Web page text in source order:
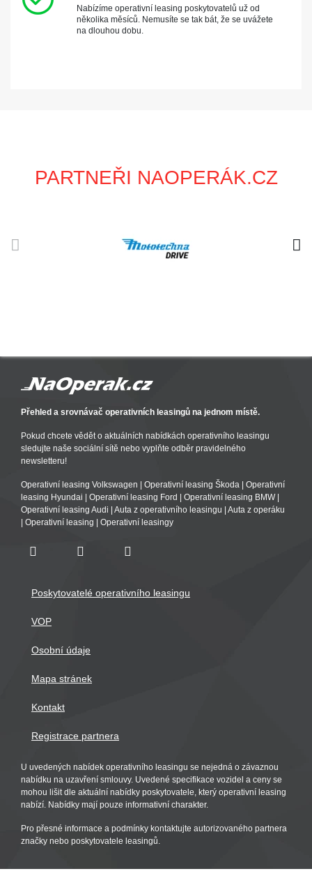
Nabízíme operativní leasing poskytovatelů už od
několika měsíců. Nemusíte se tak bát, že se uvážete
na dlouhou dobu.
PARTNEŘI NAOPERÁK.CZ
Přehled a srovnávač operativních leasingů na jednom místě.
Pokud chcete vědět o aktuálních nabídkách operativního leasingu
sledujte naše sociální sítě nebo vyplňte odběr pravidelného
newsletteru!
Operativní leasing Volkswagen Operativní leasing Škoda
Operativní
leasing Hyundai
Operativní leasing Ford Operativní leasing BMW|
Operativní leasing Audi
Auta z operativního leasingu
Auta z operáku
Operativní leasing Operativní leasingy
Poskytovatelé operativního leasingu
VOP
Osobní údaje
Mapa stránek
Kontakt
Registrace partnera
U uvedených nabídek operativního leasingu se nejedná o závaznou
nabídku na uzavření smlouvy. Uvedené specifikace vozidel a ceny se
mohou lišit dle aktuální nabídky poskytovatele, který operativní leasing
nabízí. Nabídky mají pouze informativní charakter.
Pro přesné informace a podmínky kontaktujte autorizovaného partnera
značky nebo poskytovatele leasingů.